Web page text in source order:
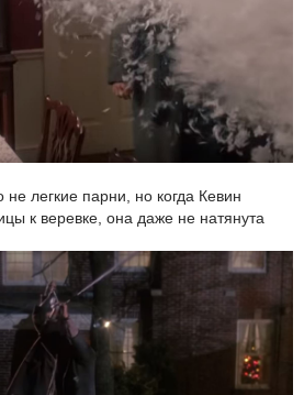
легкие парни, но когда Кевин
к веревке, она даже не натянута